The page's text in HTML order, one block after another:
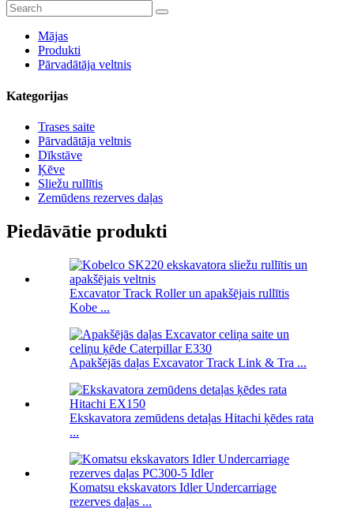
Mājas
Produkti
Pārvadātāja veltnis
Kategorijas
Trases saite
Pārvadātāja veltnis
Dīkstāve
Ķēve
Sliežu rullītis
Zemūdens rezerves daļas
Piedāvātie produkti
Excavator Track Roller un apakšējais rullītis
Kobe ...
Apakšējās daļas Excavator Track Link & Tra ...
Ekskavatora zemūdens detaļas Hitachi ķēdes rata
...
Komatsu ekskavators Idler Undercarriage
rezerves daļas ...